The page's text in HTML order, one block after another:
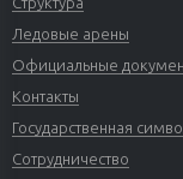
Ледовые арены
Официальные
Контакты
Государственная
Сотрудничество